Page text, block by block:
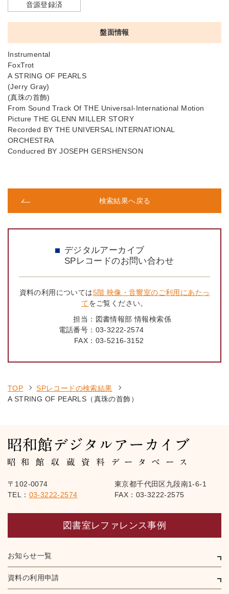
盤面情報
Instrumental
FoxTrot
A STRING OF PEARLS
(Jerry Gray)
(真珠の首飾)
From Sound Track Of THE Universal-International Motion
Picture THE GLENN MILLER STORY
Recorded BY THE UNIVERSAL INTERNATIONAL
ORCHESTRA
Conducred BY JOSEPH GERSHENSON
音源登録済
検索結果へ戻る
デジタルアーカイブ
SPレコードのお問い合わせ
資料の利用については5階 映像・音響室のご利用にあたっ
てをご覧ください。
担当： 図書情報部 情報検索係
電話番号： 03-3222-2574
FAX： 03-5216-3152
TOP
SPレコードの検索結果
A STRING OF PEARLS（真珠の首飾）
〒102-0074
東京都千代田区九段南1-6-1
TEL： 03-3222-2574 FAX：03-3222-2575
図書室レファレンス事例
お知らせ一覧
資料の利用申請